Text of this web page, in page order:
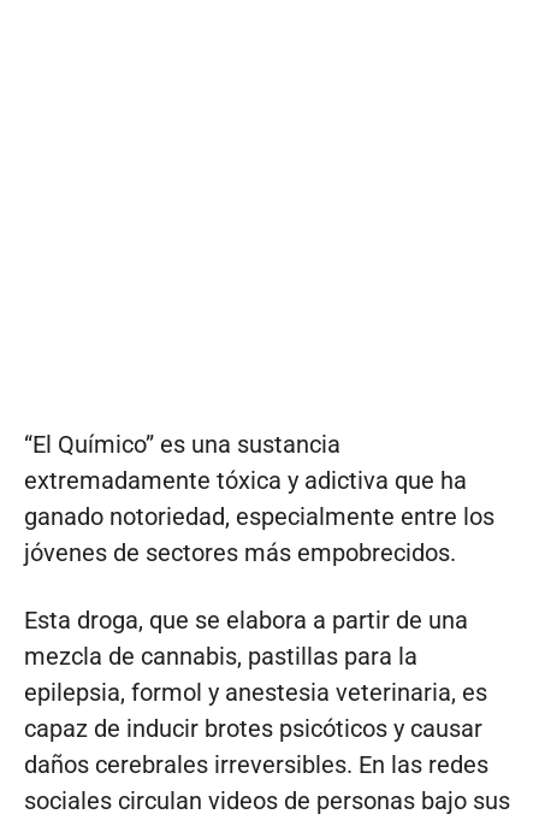
“El Químico” es una sustancia
extremadamente tóxica y adictiva que ha
ganado notoriedad, especialmente entre los
jóvenes de sectores más empobrecidos.
Esta droga, que se elabora a partir de una
mezcla de cannabis, pastillas para la
epilepsia, formol y anestesia veterinaria, es
capaz de inducir brotes psicóticos y causar
daños cerebrales irreversibles. En las redes
sociales circulan videos de personas bajo sus